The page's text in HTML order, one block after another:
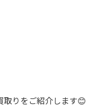
取りをご紹介します😊